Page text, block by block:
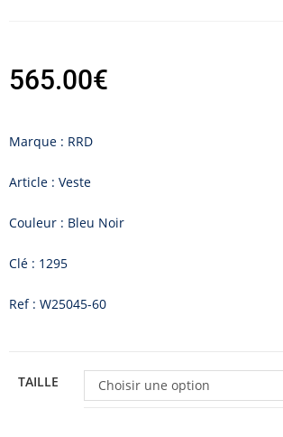
565.00€
Marque : RRD
Article : Veste
Couleur : Bleu Noir
Clé : 1295
Ref : W25045-60
TAILLE Choisir une option